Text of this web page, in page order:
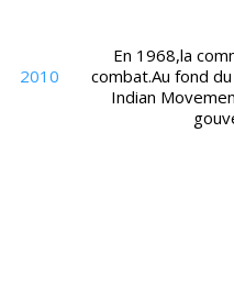
2010
En 1968,la
combat.Au fond
Indian